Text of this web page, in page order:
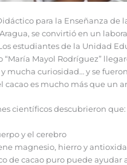
para la Enseñanza de
Aragua, se convirtió en un
estudiantes de la Unidad
“María Mayol Rodríguez”
mucha curiosidad… y se
cacao es mucho más que un
científicos descubrieron que:
y el cerebro
magnesio, hierro y
de cacao puro puede ayudar